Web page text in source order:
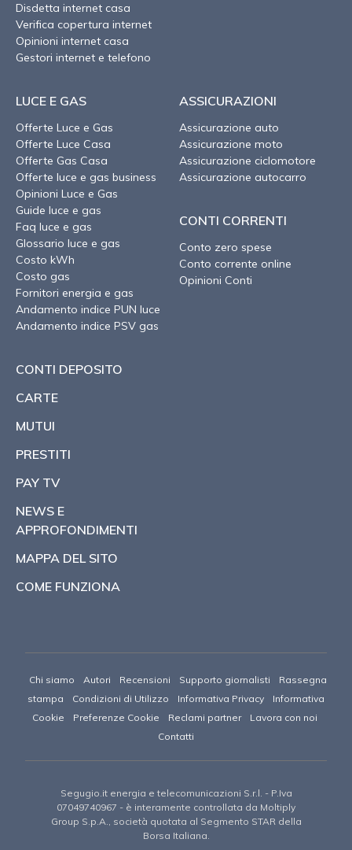
Disdetta internet casa
Verifica copertura internet
Opinioni internet casa
Gestori internet e telefono
LUCE E GAS
Offerte Luce e Gas
Offerte Luce Casa
Offerte Gas Casa
Offerte luce e gas business
Opinioni Luce e Gas
Guide luce e gas
Faq luce e gas
Glossario luce e gas
Costo kWh
Costo gas
Fornitori energia e gas
Andamento indice PUN luce
Andamento indice PSV gas
ASSICURAZIONI
Assicurazione auto
Assicurazione moto
Assicurazione ciclomotore
Assicurazione autocarro
CONTI CORRENTI
Conto zero spese
Conto corrente online
Opinioni Conti
CONTI DEPOSITO
CARTE
MUTUI
PRESTITI
PAY TV
NEWS E
APPROFONDIMENTI
MAPPA DEL SITO
COME FUNZIONA
Chi siamo Autori Recensioni Supporto giornalisti
Rassegna
stampa
Condizioni di Utilizzo Informativa Privacy
Informativa
Cookie
Preferenze Cookie Reclami partner
Lavora con noi
Contatti
Segugio.it energia e telecomunicazioni S.r.l. - P.Iva
07049740967 - è interamente controllata da Moltiply
Group S.p.A., società quotata al Segmento STAR della
Borsa Italiana.